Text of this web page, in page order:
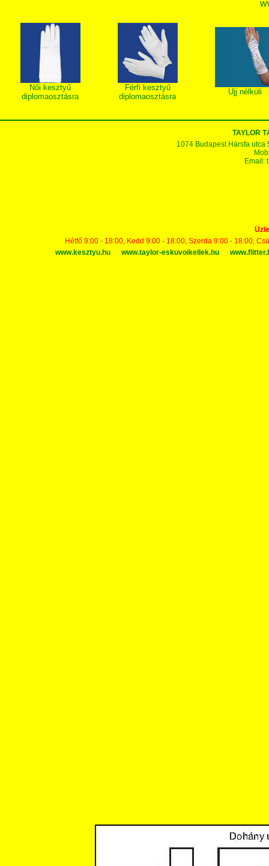
Női kesztyű
diplomaosztásra
Férfi kesztyű
diplomaosztásra
Ujj nélküli
TAYLOR
1074 Budapest Hársfa utca
Email:
Hétfő 9:00 - 18:00, Kedd 9:00 - 18:00, Szerda 9:00 - 18:00,
www.kesztyu.hu
www.taylor-eskuvoikellek.hu